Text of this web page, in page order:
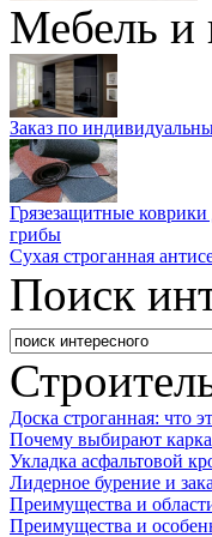
Мебель и
Заказ по
Грязезащитные
грибы
Сухая строганная
Поиск
Доска строганная: что
Почему выбирают
Укладка асфальтовой
Лидерное бурение и
Преимущества и
Преимущества и